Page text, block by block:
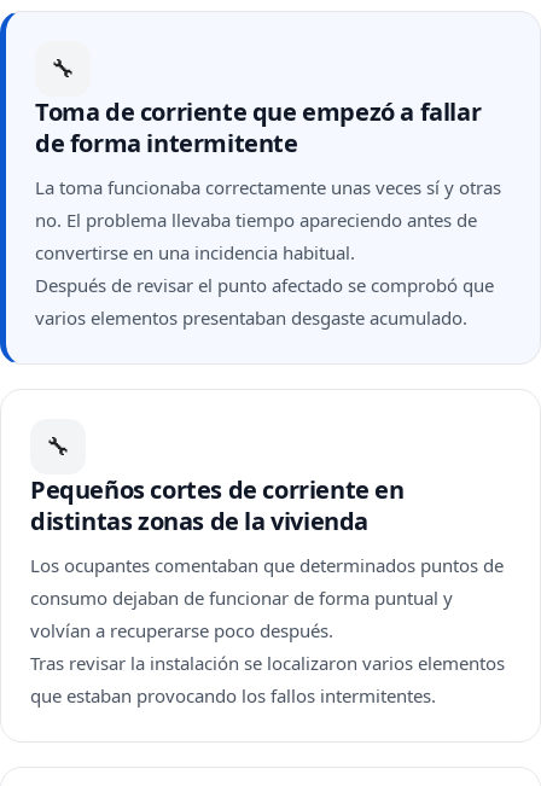
🔧
Toma de corriente que empezó a fallar
de forma intermitente
La toma funcionaba correctamente unas veces sí y otras
no. El problema llevaba tiempo apareciendo antes de
convertirse en una incidencia habitual.
Después de revisar el punto afectado se comprobó que
varios elementos presentaban desgaste acumulado.
🔧
Pequeños cortes de corriente en
distintas zonas de la vivienda
Los ocupantes comentaban que determinados puntos de
consumo dejaban de funcionar de forma puntual y
volvían a recuperarse poco después.
Tras revisar la instalación se localizaron varios elementos
que estaban provocando los fallos intermitentes.